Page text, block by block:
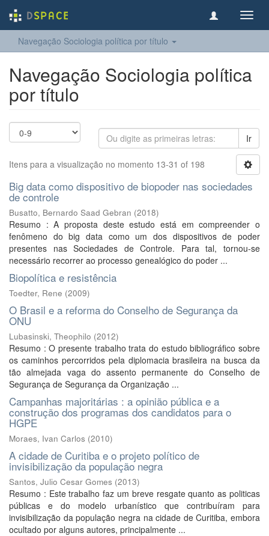
Navegação Sociologia política por título
Navegação Sociologia política
por título
Ir
Itens para a visualização no momento 13-31 of 198
Big data como dispositivo de biopoder nas sociedades
de controle
Busatto, Bernardo Saad Gebran (2018)
Resumo : A proposta deste estudo está em compreender o
fenômeno do big data como um dos dispositivos de poder
presentes nas Sociedades de Controle. Para tal, tornou-se
necessário recorrer ao processo genealógico do poder ...
Biopolítica e resistência
Toedter, Rene (2009)
O Brasil e a reforma do Conselho de Segurança da
ONU
Lubasinski, Theophilo (2012)
Resumo : O presente trabalho trata do estudo bibliográfico sobre
os caminhos percorridos pela diplomacia brasileira na busca da
tão almejada vaga do assento permanente do Conselho de
Segurança de Segurança da Organização ...
Campanhas majoritárias : a opinião pública e a
construção dos programas dos candidatos para o
HGPE
Moraes, Ivan Carlos (2010)
A cidade de Curitiba e o projeto político de
invisibilização da população negra
Santos, Julio Cesar Gomes (2013)
Resumo : Este trabalho faz um breve resgate quanto as politicas
públicas e do modelo urbanístico que contribuíram para
invisibilização da população negra na cidade de Curitiba, embora
ocultado por alguns autores, principalmente ...